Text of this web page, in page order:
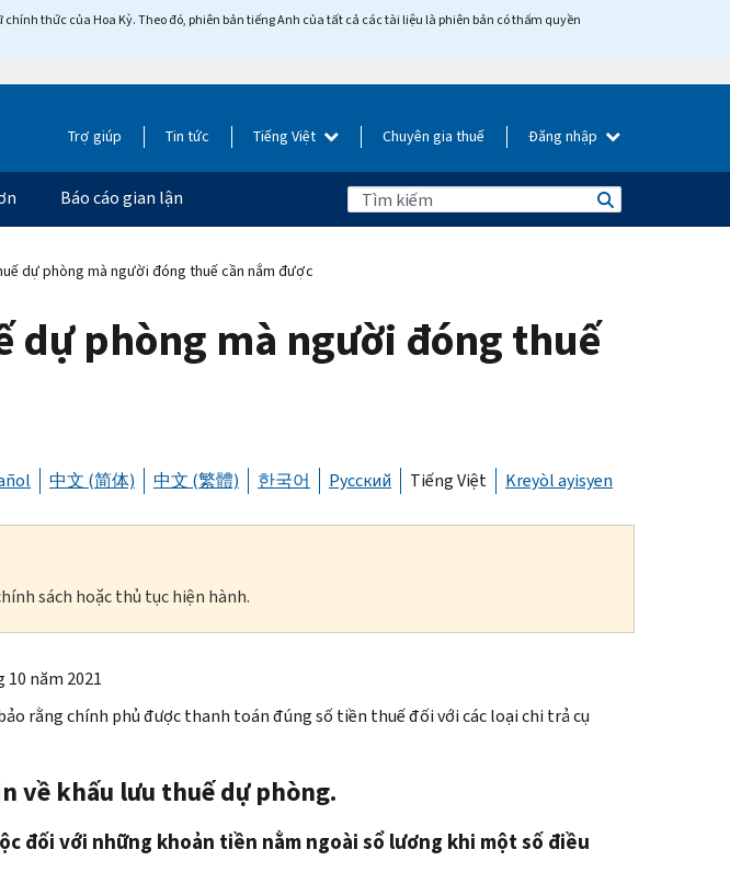
thức của Hoa Kỳ. Theo đó, phiên bản tiếng Anh của tất cả các tài liệu là phiên bản có thẩm quyền
Trợ giúp Tin tức Tiếng Việt Chuyên gia thuế Đăng nhập
Báo cáo gian lận
dự phòng mà người đóng thuế cần nắm được
phòng mà người đóng thuế
中文 (简体) 中文 (繁體) 한국어 Русский Tiếng Việt Kreyòl ayisyen
sách hoặc thủ tục hiện hành.
10 năm 2021
rằng chính phủ được thanh toán đúng số tiền thuế đối với các loại chi trả cụ
về khấu lưu thuế dự phòng.
đối với những khoản tiền nằm ngoài sổ lương khi một số điều